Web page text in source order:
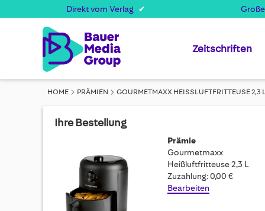
Direkt vom Verlag
Zeitschriften
HOME PRÄMIEN GOURMETMAXX HEISSLUFTFRITTEUSE 2,3 L
Ihre Bestellung
Prämie
Gourmetmaxx
Heißluftfritteuse 2,3 L
Zuzahlung: 0,00 €
Bearbeiten